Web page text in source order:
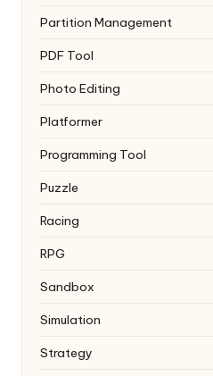
Partition Management
PDF Tool
Photo Editing
Platformer
Programming Tool
Puzzle
Racing
RPG
Sandbox
Simulation
Strategy